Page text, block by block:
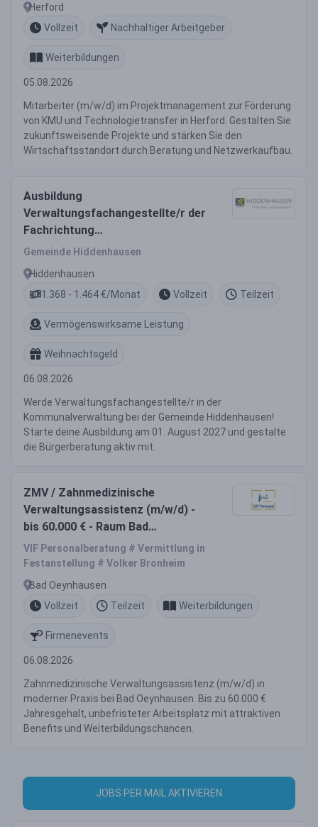
Herford
Vollzeit
Nachhaltiger Arbeitgeber
Weiterbildungen
05.08.2026
Mitarbeiter (m/w/d) im Projektmanagement zur Förderung
von KMU und Technologietransfer in Herford. Gestalten Sie
zukunftsweisende Projekte und stärken Sie den
Wirtschaftsstandort durch Beratung und Netzwerkaufbau.
Ausbildung
Verwaltungsfachangestellte/r der
Fachrichtung
Kommunalverwaltung (m/w/d)
Gemeinde Hiddenhausen
Hiddenhausen
1.368 - 1.464 €/Monat
Vollzeit Teilzeit
Vermögenswirksame Leistung
Weihnachtsgeld
06.08.2026
Werde Verwaltungsfachangestellte/r in der
Kommunalverwaltung bei der Gemeinde Hiddenhausen!
Starte deine Ausbildung am 01. August 2027 und gestalte
die Bürgerberatung aktiv mit.
ZMV / Zahnmedizinische
Verwaltungsassistenz (m/w/d) -
bis 60.000 € - Raum Bad
Oeynhausen
VIF Personalberatung # Vermittlung in
Festanstellung # Volker Bronheim
Bad Oeynhausen
Vollzeit
Teilzeit Weiterbildungen
Firmenevents
06.08.2026
Zahnmedizinische Verwaltungsassistenz (m/w/d) in
moderner Praxis bei Bad Oeynhausen. Bis zu 60.000 €
Jahresgehalt, unbefristeter Arbeitsplatz mit attraktiven
Benefits und Weiterbildungschancen.
JOBS PER MAIL AKTIVIEREN